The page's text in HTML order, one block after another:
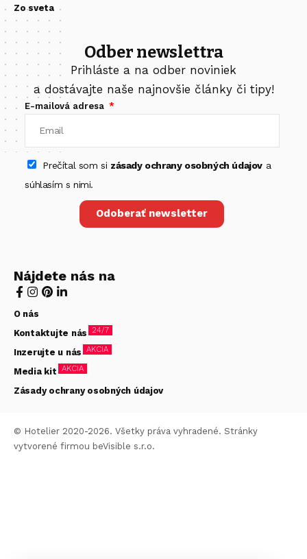
Zo sveta
Odber newslettra
Prihláste a na odber noviniek
a dostávajte naše najnovšie články či tipy!
E-mailová adresa
Prečítal som si zásady ochrany osobných údajova
súhlasím s nimi.
Odoberať newsletter
Nájdete nás na
O nás
Kontaktujte nás 24/7
Inzerujte u nás AKCIA
Media kit AKCIA
Zásady ochrany osobných údajov
© Hotelier 2020-2026. Všetky práva vyhradené. Stránky
vytvorené firmou beVisible s.r.o.